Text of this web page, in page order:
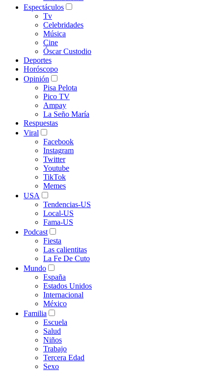
Espectáculos
Tv
Celebridades
Música
Cine
Óscar Custodio
Deportes
Horóscopo
Opinión
Pisa Pelota
Pico TV
Ampay
La Seño María
Respuestas
Viral
Facebook
Instagram
Twitter
Youtube
TikTok
Memes
USA
Tendencias-US
Local-US
Fama-US
Podcast
Fiesta
Las calientitas
La Fe De Cuto
Mundo
España
Estados Unidos
Internacional
México
Familia
Escuela
Salud
Niños
Trabajo
Tercera Edad
Sexo